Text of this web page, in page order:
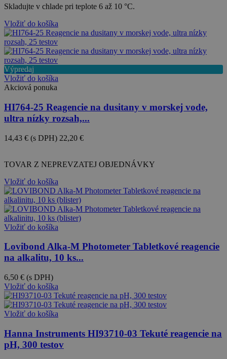
Skladujte v chlade pri teplote 6 až 10 °C.
Vložiť do košíka
Výpredaj
Vložiť do košíka
Akciová ponuka
HI764-25 Reagencie na dusitany v morskej vode,
ultra nízky rozsah,...
14,43 € (s DPH) 22,20 €
TOVAR Z NEPREVZATEJ OBJEDNÁVKY
Vložiť do košíka
Vložiť do košíka
Lovibond Alka-M Photometer Tabletkové reagencie
na alkalitu, 10 ks...
6,50 € (s DPH)
Vložiť do košíka
Vložiť do košíka
Hanna Instruments HI93710-03 Tekuté reagencie na
pH, 300 testov